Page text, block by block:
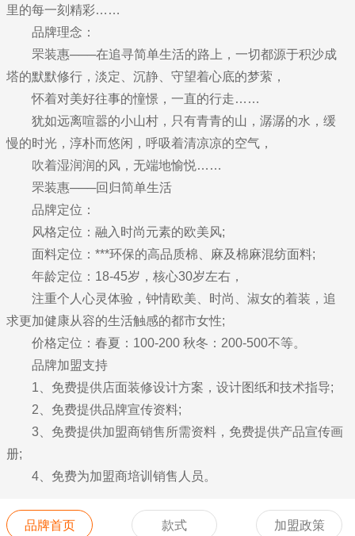
里的每一刻精彩……
品牌理念：
罘装惠───在追寻简单生活的路上，一切都源于积沙成
塔的默默修行，淡定、沉静、守望着心底的梦萦，
怀着对美好往事的憧憬，一直的行走……
犹如远离喧嚣的小山村，只有青青的山，潺潺的水，缓
慢的时光，淳朴而悠闲，呼吸着清凉凉的空气，
吹着湿润润的风，无端地愉悦……
罘装惠───回归简单生活
品牌定位：
风格定位：融入时尚元素的欧美风;
面料定位：***环保的高品质棉、麻及棉麻混纺面料;
年龄定位：18-45岁，核心30岁左右，
注重个人心灵体验，钟情欧美、时尚、淑女的着装，追
求更加健康从容的生活触感的都市女性;
价格定位：春夏：100-200 秋冬：200-500不等。
品牌加盟支持
1、免费提供店面装修设计方案，设计图纸和技术指导;
2、免费提供品牌宣传资料;
3、免费提供加盟商销售所需资料，免费提供产品宣传画
册;
4、免费为加盟商培训销售人员。
品牌首页 款式 加盟政策